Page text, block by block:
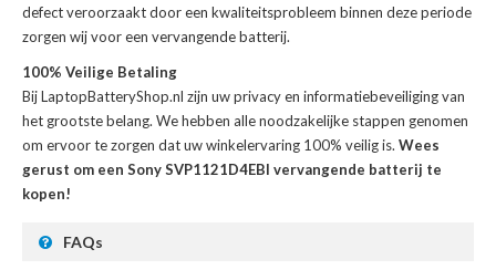
defect veroorzaakt door een kwaliteitsprobleem binnen deze periode
zorgen wij voor een vervangende batterij.
100% Veilige Betaling
Bij LaptopBatteryShop.nl zijn uw privacy en informatiebeveiliging van
het grootste belang. We hebben alle noodzakelijke stappen genomen
om ervoor te zorgen dat uw winkelervaring 100% veilig is. Wees
gerust om een Sony SVP1121D4EBI vervangende batterij te
kopen!
FAQs